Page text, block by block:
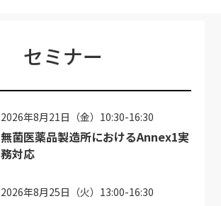
セミナー
2026年8月21日（金）10:30-16:30
無菌医薬品製造所におけるAnnex1実
務対応
2026年8月25日（火）13:00-16:30